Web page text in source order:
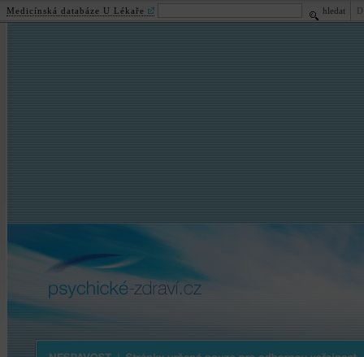
psychické-zdraví.cz
Medicínská databáze U Lékaře hledat